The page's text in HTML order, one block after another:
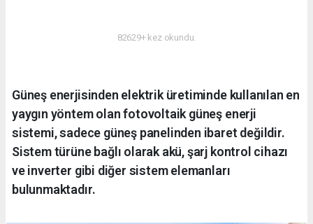
82629+ kez okundu.
Güneş enerjisinden elektrik üretiminde kullanılan en
yaygın yöntem olan fotovoltaik güneş enerji
sistemi, sadece güneş panelinden ibaret değildir.
Sistem türüne bağlı olarak akü, şarj kontrol cihazı
ve inverter gibi diğer sistem elemanları
bulunmaktadır.